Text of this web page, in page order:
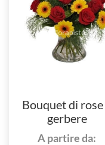
Bouquet di rose
gerbere
A partire da: